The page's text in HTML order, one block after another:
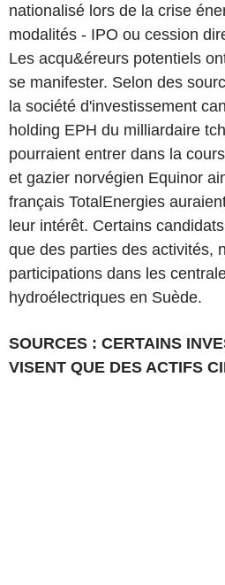
nationalisé lors de la crise
modalités - IPO ou cession
Les acqu&éreurs potentiels
se manifester. Selon des
la société d'investissement
holding EPH du milliardaire
pourraient entrer dans la
et gazier norvégien Equinor
français TotalEnergies
leur intérêt. Certains
que des parties des activités,
participations dans les
hydroélectriques en Suède.
SOURCES : CERTAINS
VISENT QUE DES ACTIFS